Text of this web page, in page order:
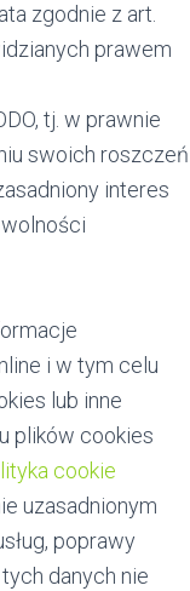
zgodnie z art.
prawem
tj. w prawnie
swoich roszczeń
interes
i w tym celu
lub inne
plików cookies
cookie
uzasadnionym
poprawy
danych nie